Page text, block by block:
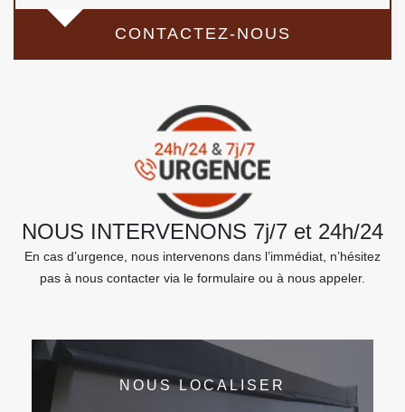
CONTACTEZ-NOUS
NOUS INTERVENONS 7j/7 et 24h/24
En cas d’urgence, nous intervenons dans l’immédiat, n’hésitez
pas à nous contacter via le formulaire ou à nous appeler.
NOUS LOCALISER